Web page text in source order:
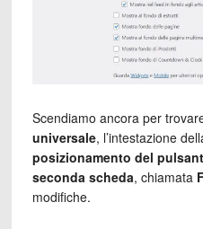
Scendiamo ancora per
universale, l’intestazione
posizionamento del
seconda scheda, chiamata
modifiche.